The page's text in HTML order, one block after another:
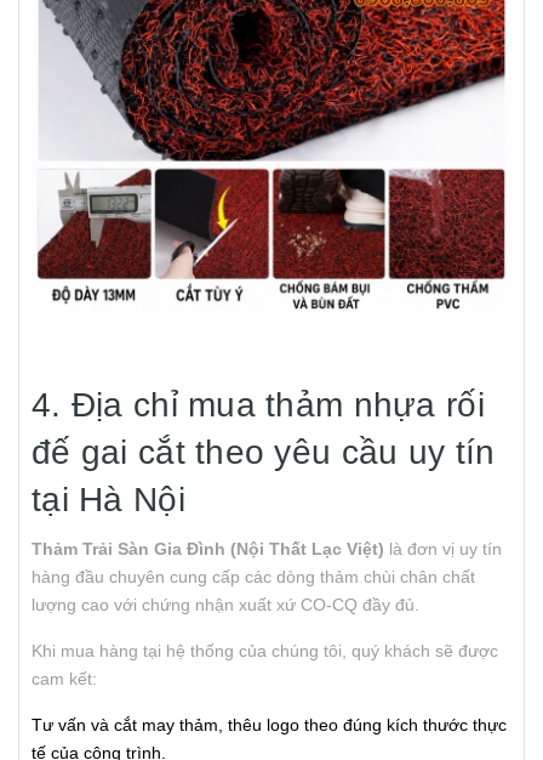
4. Địa chỉ mua thảm nhựa rối
đế gai cắt theo yêu cầu uy tín
tại Hà Nội
Thảm Trải Sàn Gia Đình (Nội Thất Lạc Việt) là đơn vị uy tín
hàng đầu chuyên cung cấp các dòng thảm chùi chân chất
lượng cao với chứng nhận xuất xứ CO-CQ đầy đủ.
Khi mua hàng tại hệ thống của chúng tôi, quý khách sẽ được
cam kết:
Tư vấn và cắt may thảm, thêu logo theo đúng kích thước thực
tế của công trình.